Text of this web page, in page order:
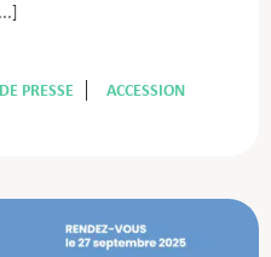
PRESSE
ACCESSION